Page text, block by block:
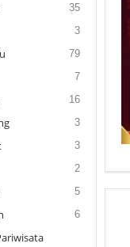
35
3
79
7
16
3
3
2
5
6